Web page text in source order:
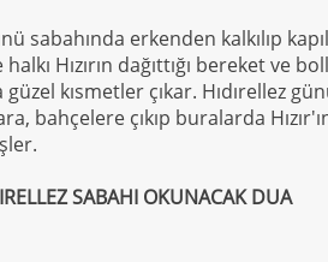
sabahında erkenden kalkılıp
Hızırın dağıttığı bereket ve
kısmetler çıkar. Hıdırellez
bahçelere çıkıp buralarda
SABAHI OKUNACAK DUA